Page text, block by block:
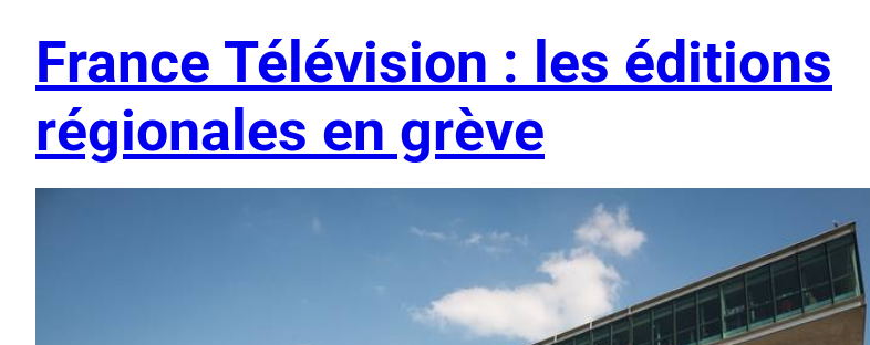
France Télévision : les éditions
régionales en grève